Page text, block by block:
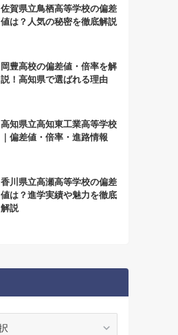
佐賀県立鳥栖高等学校の偏差
値は？人気の秘密を徹底解説
岡豊高校の偏差値・倍率を解
説！高知県で選ばれる理由
高知県立高知東工業高等学校
｜偏差値・倍率・進路情報
香川県立高瀬高等学校の偏差
値は？進学実績や魅力を徹底
解説